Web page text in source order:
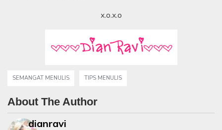
x.o.x.o
SEMANGAT MENULIS TIPS MENULIS
About The Author
dianravi